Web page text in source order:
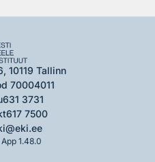
10119 Tallinn
70004011
631 3731
617 7500
1.48.0